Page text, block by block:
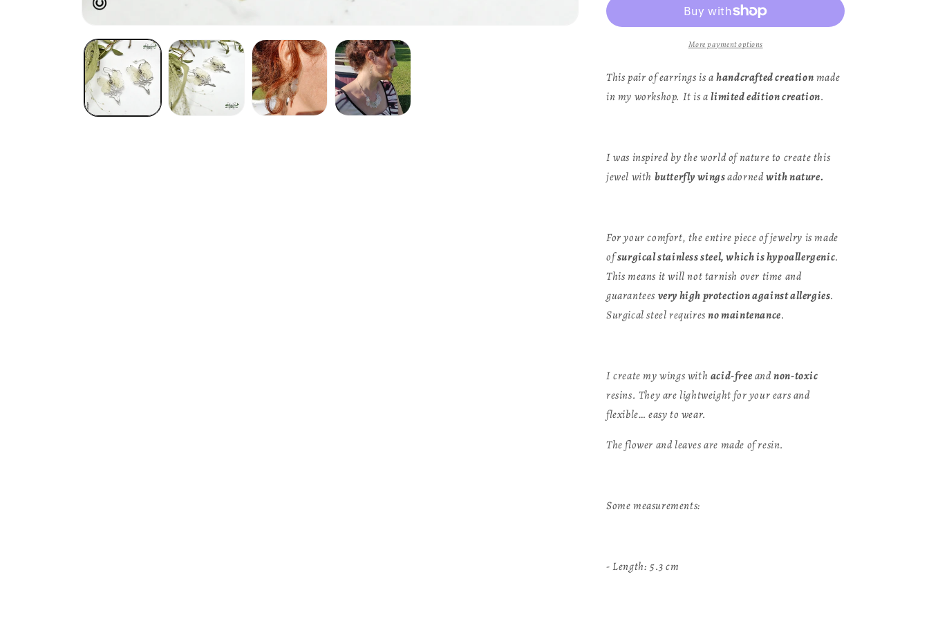
More payment options
This pair of earrings is ahandcrafted creationmade
in my workshop. It is alimited edition creation.
I was inspired by the world of nature to create this
jewel with butterfly wingsadornedwith nature.
For your comfort, the entire piece of jewelry is made
ofsurgical stainless steel, which is hypoallergenic.
This means it will not tarnish over time and
guarantees very high protection against allergies.
Surgical steel requiresno maintenance.
I create my wings with acid-freeandnon-toxic
resins. They are lightweight for your ears and
flexible… easy to wear.
The flower and leaves are made of resin.
Some measurements:
- Length: 5.3 cm